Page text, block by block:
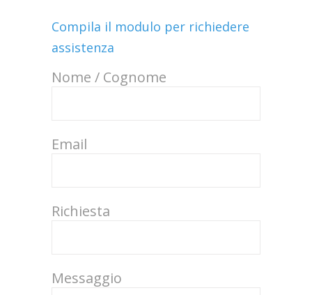
Compila il modulo per richiedere
assistenza
Nome / Cognome
Email
Richiesta
Messaggio